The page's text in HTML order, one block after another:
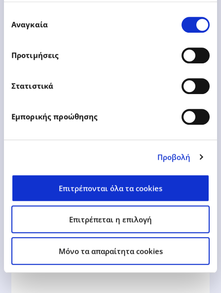
σας χρήση των υπηρεσιών τους.
συγκατάθεσης
Αναγκαία
Προτιμήσεις
Στατιστικά
Εμπορικής προώθησης
Προβολή
Επιτρέπονται όλα τα cookies
Επιτρέπεται η επιλογή
Mόνο τα απαραίτητα cookies
Ο Όμιλος Epsilon Net διακρίθηκε
στο θεσμό «True Leaders» της
Δείτε Περισσότερα
20.12.2021 Δελτία Τύπου